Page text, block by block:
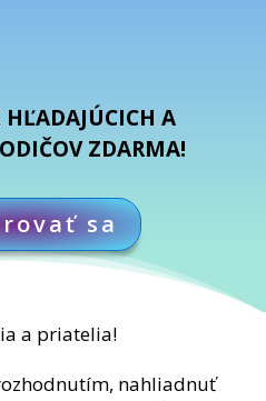
HĽADAJÚCICH A
ZDARMA!
sa
a priatelia!
nahliadnuť